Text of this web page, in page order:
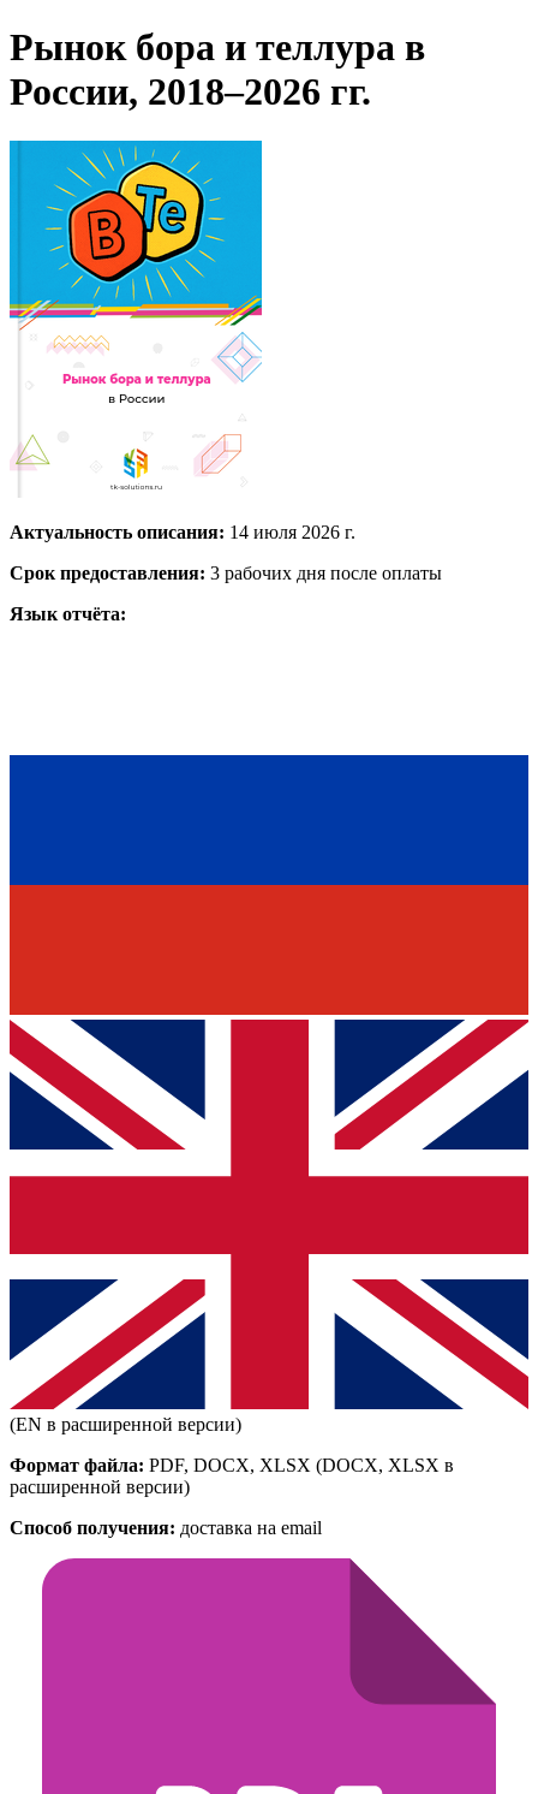
Рынок бора и теллура в
России, 2018–2026 гг.
Актуальность описания: 14 июля 2026 г.
Срок предоставления: 3 рабочих дня после оплаты
Язык отчёта:
(EN в расширенной версии)
Формат файла: PDF, DOCX, XLSX (DOCX, XLSX в
расширенной версии)
Способ получения: доставка на email